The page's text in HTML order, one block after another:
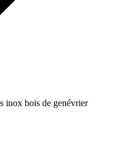
inox bois de genévrier